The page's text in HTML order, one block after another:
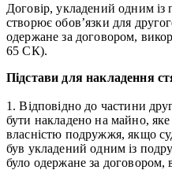
Договір, укладений одним із
створює обов’язки для
одержане за договором,
65 СК).
Підстави для накладення
1. Відповідно до частини
бути накладено на майно,
власністю подружжя, якщо
був укладений одним із
було одержане за договором,